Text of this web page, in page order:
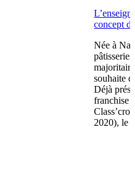
concept
Née à
souhaite
Déjà
franchise
2020), le